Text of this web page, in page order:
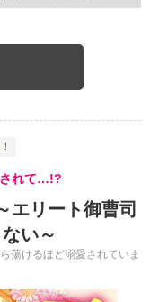
されて…!?
エリート御曹司
い～
蕩けるほど溺愛されていま